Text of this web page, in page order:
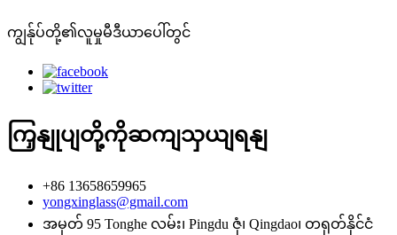
ကျွန်ုပ်တို့၏လူမှုမီဒီယာပေါ်တွင်
ကြှနျုပျတို့ကိုဆကျသှယျရနျ
+86 13658659965
yongxinglass@gmail.com
အမှတ် 95 Tonghe လမ်း၊ Pingdu ဇုံ၊ Qingdao၊ တရုတ်နိုင်ငံ